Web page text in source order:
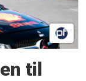
til